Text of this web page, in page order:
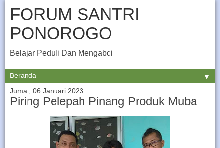
FORUM SANTRI
PONOROGO
Belajar Peduli Dan Mengabdi
▼
Jumat, 06 Januari 2023
Piring Pelepah Pinang Produk Muba